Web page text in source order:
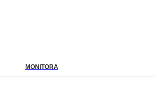
MONITORA